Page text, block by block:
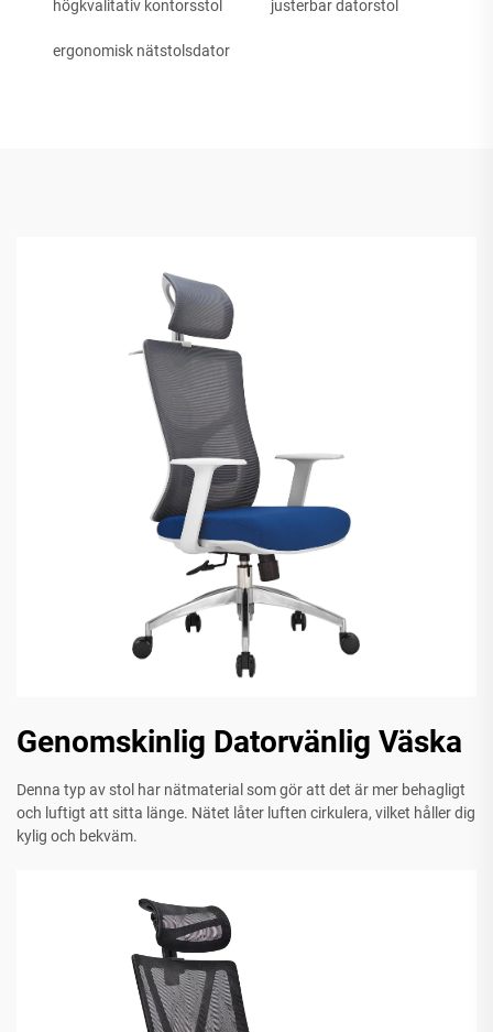
högkvalitativ kontorsstol justerbar datorstol
ergonomisk nätstolsdator
Genomskinlig Datorvänlig Väska
Denna typ av stol har nätmaterial som gör att det är mer behagligt
och luftigt att sitta länge. Nätet låter luften cirkulera, vilket håller dig
kylig och bekväm.